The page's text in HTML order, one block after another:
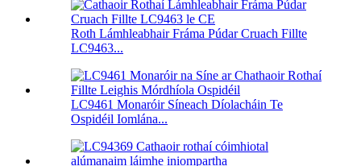
Roth Lámhleabhair Fráma Púdar Cruach Fillte
LC9463...
LC9461 Monaróir Síneach Díolacháin Te
Ospidéil Iomlána...